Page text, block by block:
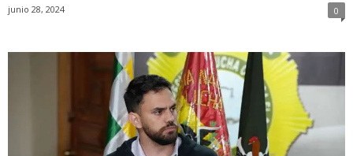
junio 28, 2024 0